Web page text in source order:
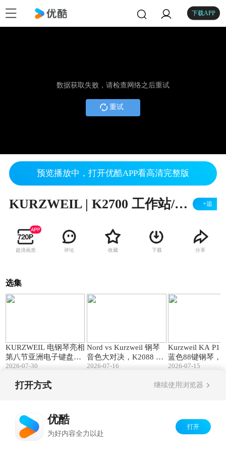
下载APP
数据获取失败，请检查网络之后重试
重试
预览播放中，打开优酷APP看高清完整版
KURZWEIL | K2700 工作站/合成器 测试 +追
超清画质 评论 收藏 下载 分享
选集
KURZWEIL 电钢琴亮相
第八节亚洲电子键盘音
乐节!
2026-07-30
Nord vs Kurzweil 钢琴
音色大对决，K2088 K2
061 舞台电钢谁更强？
2026-07-16
Kurzweil KA P1
蓝色88键钢琴，
色双在线！
2026-07-15
打开方式 继续使用浏览器
优酷
为好内容全力以赴
打开